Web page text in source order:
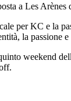
a Les
per KC e la
la passione
weekend